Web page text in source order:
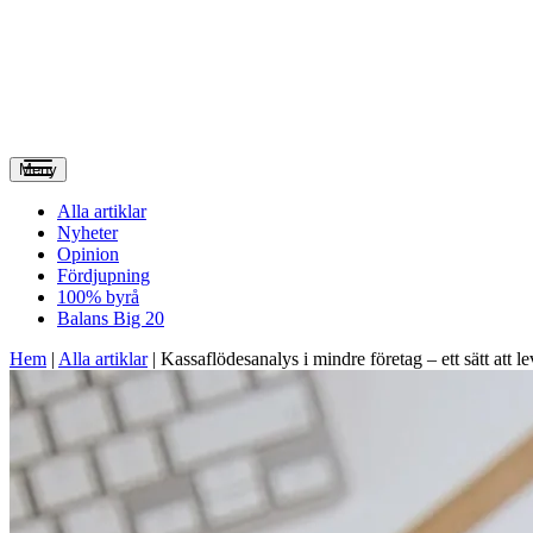
Meny
Alla artiklar
Nyheter
Opinion
Fördjupning
100% byrå
Balans Big 20
Hem | Alla artiklar| Kassaflödesanalys i mindre företag – ett sätt att